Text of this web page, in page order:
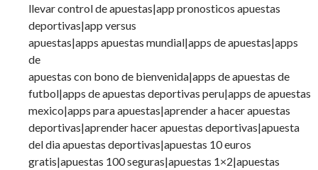
llevar control de apuestas|app pronosticos apuestas
deportivas|app versus
apuestas|apps apuestas mundial|apps de apuestas|apps
de
apuestas con bono de bienvenida|apps de apuestas de
futbol|apps de apuestas deportivas peru|apps de apuestas
mexico|apps para apuestas|aprender a hacer apuestas
deportivas|aprender hacer apuestas deportivas|apuesta
del dia apuestas deportivas|apuestas 10 euros
gratis|apuestas 100 seguras|apuestas 1×2|apuestas